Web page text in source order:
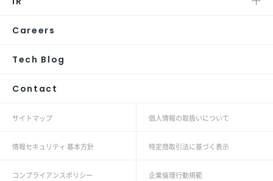
Careers
Tech Blog
Contact
サイトマップ 個人情報の取扱いについて
情報セキュリティ 基本方針 特定商取引法に基づく表示
コンプライアンスポリシー 企業倫理行動規範